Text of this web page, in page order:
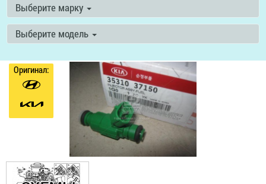
Выберите марку
Выберите модель
Оригинал: